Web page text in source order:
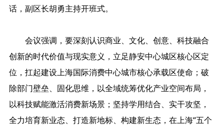
话，副区长胡勇主持开班式。
会议强调，要深刻认识商业、文化、创意、科技融合
创新的时代价值与现实意义，立足静安中心城区核心区定
位，扛起建设上海国际消费中心城市核心承载区使命；破
除部门壁垒、固化思维，以全域统筹优化产业空间布局，
以科技赋能激活消费新场景；坚持学用结合、实干攻坚，
全力培育新业态、打造新地标、构建新生态，在上海“五个